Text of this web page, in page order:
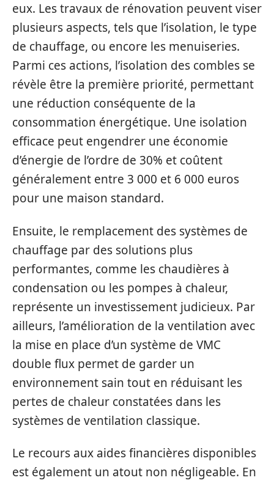
eux. Les travaux de rénovation peuvent viser
plusieurs aspects, tels que l’isolation, le type
de chauffage, ou encore les menuiseries.
Parmi ces actions, l’isolation des combles se
révèle être la première priorité, permettant
une réduction conséquente de la
consommation énergétique. Une isolation
efficace peut engendrer une économie
d’énergie de l’ordre de 30% et coûtent
généralement entre 3 000 et 6 000 euros
pour une maison standard.
Ensuite, le remplacement des systèmes de
chauffage par des solutions plus
performantes, comme les chaudières à
condensation ou les pompes à chaleur,
représente un investissement judicieux. Par
ailleurs, l’amélioration de la ventilation avec
la mise en place d’un système de VMC
double flux permet de garder un
environnement sain tout en réduisant les
pertes de chaleur constatées dans les
systèmes de ventilation classique.
Le recours aux aides financières disponibles
est également un atout non négligeable. En